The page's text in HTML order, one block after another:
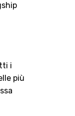
i
più